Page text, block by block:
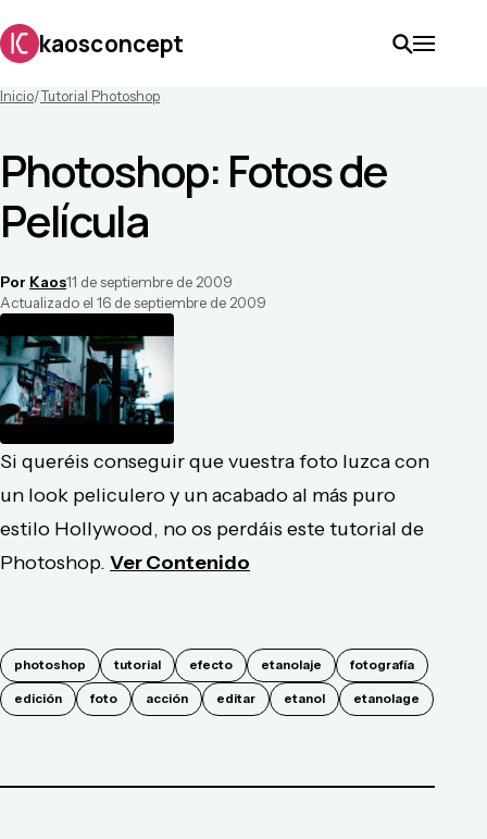
kaosconcept
Inicio/Tutorial Photoshop
Photoshop: Fotos de
Película
Por Kaos11 de septiembre de 2009
Actualizado el 16 de septiembre de 2009
Si queréis conseguir que vuestra foto luzca con
un look peliculero y un acabado al más puro
estilo Hollywood, no os perdáis este tutorial de
Photoshop. Ver Contenido
photoshop tutorial efecto etanolaje fotografía
edición foto acción editar etanol etanolage